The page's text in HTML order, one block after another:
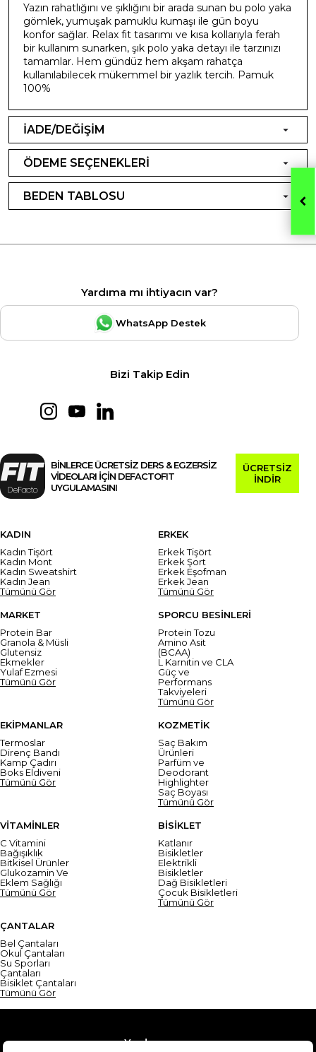
Yazın rahatlığını ve şıklığını bir arada sunan bu polo yaka
gömlek, yumuşak pamuklu kumaşı ile gün boyu
konfor sağlar. Relax fit tasarımı ve kısa kollarıyla ferah
bir kullanım sunarken, şık polo yaka detayı ile tarzınızı
tamamlar. Hem gündüz hem akşam rahatça
kullanılabilecek mükemmel bir yazlık tercih. Pamuk
100%
İADE/DEĞİŞİM
ÖDEME SEÇENEKLERİ
BEDEN TABLOSU
Yardıma mı ihtiyacın var?
WhatsApp Destek
Bizi Takip Edin
BİNLERCE ÜCRETSİZ DERS & EGZERSİZ
VİDEOLARI İÇİN DEFACTOFIT
UYGULAMASINI
ÜCRETSİZ
İNDİR
KADIN
Kadın Tişört
Kadın Mont
Kadın Sweatshirt
Kadın Jean
Tümünü Gör
ERKEK
Erkek Tişört
Erkek Şort
Erkek Eşofman
Erkek Jean
Tümünü Gör
MARKET
Protein Bar
Granola & Müsli
Glutensiz
Ekmekler
Yulaf Ezmesi
Tümünü Gör
SPORCU BESİNLERİ
Protein Tozu
Amino Asit
(BCAA)
L Karnitin ve CLA
Güç ve
Performans
Takviyeleri
Tümünü Gör
EKİPMANLAR
Termoslar
Direnç Bandı
Kamp Çadırı
Boks Eldiveni
Tümünü Gör
KOZMETİK
Saç Bakım
Ürünleri
Parfüm ve
Deodorant
Highlighter
Saç Boyası
Tümünü Gör
VİTAMİNLER
C Vitamini
Bağışıklık
Bitkisel Ürünler
Glukozamin Ve
Eklem Sağlığı
Tümünü Gör
BİSİKLET
Katlanır
Bisikletler
Elektrikli
Bisikletler
Dağ Bisikletleri
Çocuk Bisikletleri
Tümünü Gör
ÇANTALAR
Bel Çantaları
Okul Çantaları
Su Sporları
Çantaları
Bisiklet Çantaları
Tümünü Gör
Yardım